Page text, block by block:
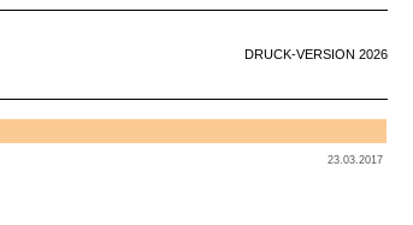
DRUCK-VERSION 2026
23.03.2017